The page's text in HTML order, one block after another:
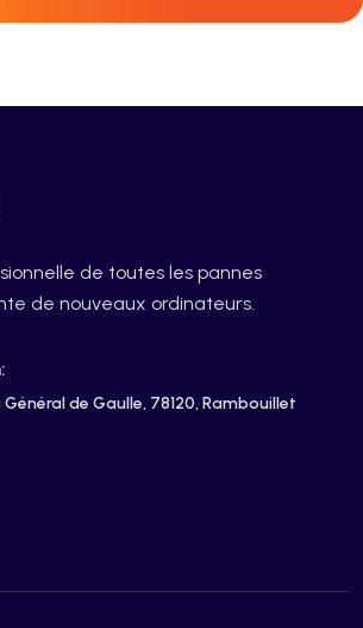
de toutes les pannes
de nouveaux ordinateurs.
Général de Gaulle, 78120, Rambouillet